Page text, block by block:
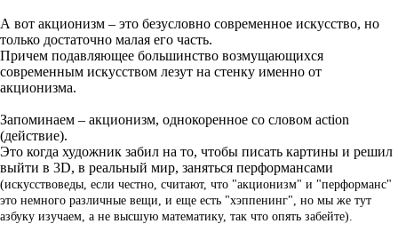
А вот акционизм – это безусловно современное искусство, но
только достаточно малая его часть.
Причем подавляющее большинство возмущающихся
современным искусством лезут на стенку именно от
акционизма.
Запоминаем – акционизм, однокоренное со словом action
(действие).
Это когда художник забил на то, чтобы писать картины и решил
выйти в 3D, в реальный мир, заняться перформансами
(искусствоведы, если честно, считают, что "акционизм" и "перформанс"
это немного различные вещи, и еще есть "хэппенинг", но мы же тут
азбуку изучаем, а не высшую математику, так что опять забейте).